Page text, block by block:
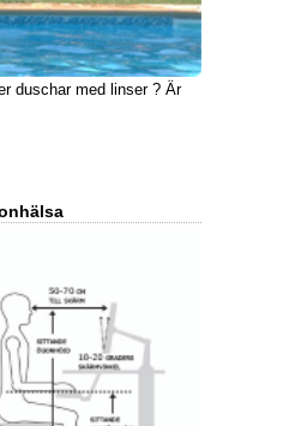
duschar med linser ? Är